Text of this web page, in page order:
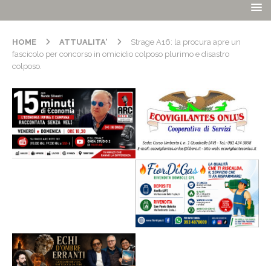
HOME ATTUALITA'
Strage A16: la procura apre un
fascicolo per concorso in omicidio colposo plurimo e disastro
colposo.